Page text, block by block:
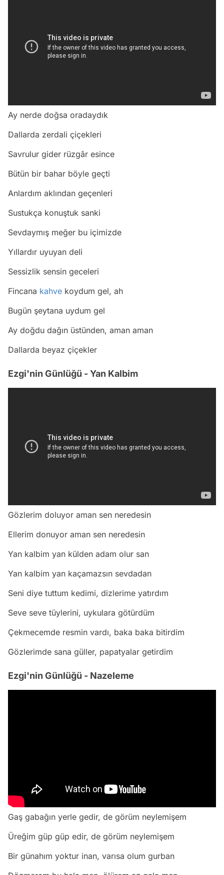
Ay nerde doğsa oradaydık
Dallarda zerdali çiçekleri
Savrulur gider rüzgâr esince
Bütün bir bahar böyle geçti
Anlardım aklından geçenleri
Sustukça konuştuk sanki
Sevdaymış meğer bu içimizde
Yıllardır uyuyan deli
Sessizlik sensin geceleri
Fincana kahve koydum gel, ah
Bugün şeytana uydum gel
Ay doğdu dağın üstünden, aman aman
Dallarda beyaz çiçekler
Ezgi'nin Günlüğü - Yan Kalbim
Gözlerim doluyor aman sen neredesin
Ellerim donuyor aman sen neredesin
Yan kalbim yan külden adam olur san
Yan kalbim yan kaçamazsın sevdadan
Seni diye tuttum kedimi, dizlerime yatırdım
Seve seve tüylerini, uykulara götürdüm
Çekmecemde resmin vardı, baka baka bitirdim
Gözlerimde sana güller, papatyalar getirdim
Ezgi'nin Günlüğü - Nazeleme
Gaş gabağın yerle gedir, de görüm neylemişem
Üreğim güp güp edir, de görüm neylemişem
Bir günahım yoktur inan, varısa olum gurban